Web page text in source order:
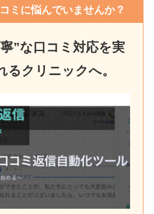
ミに悩んでいませんか？
”な口コミ対応を実
るクリニックへ。